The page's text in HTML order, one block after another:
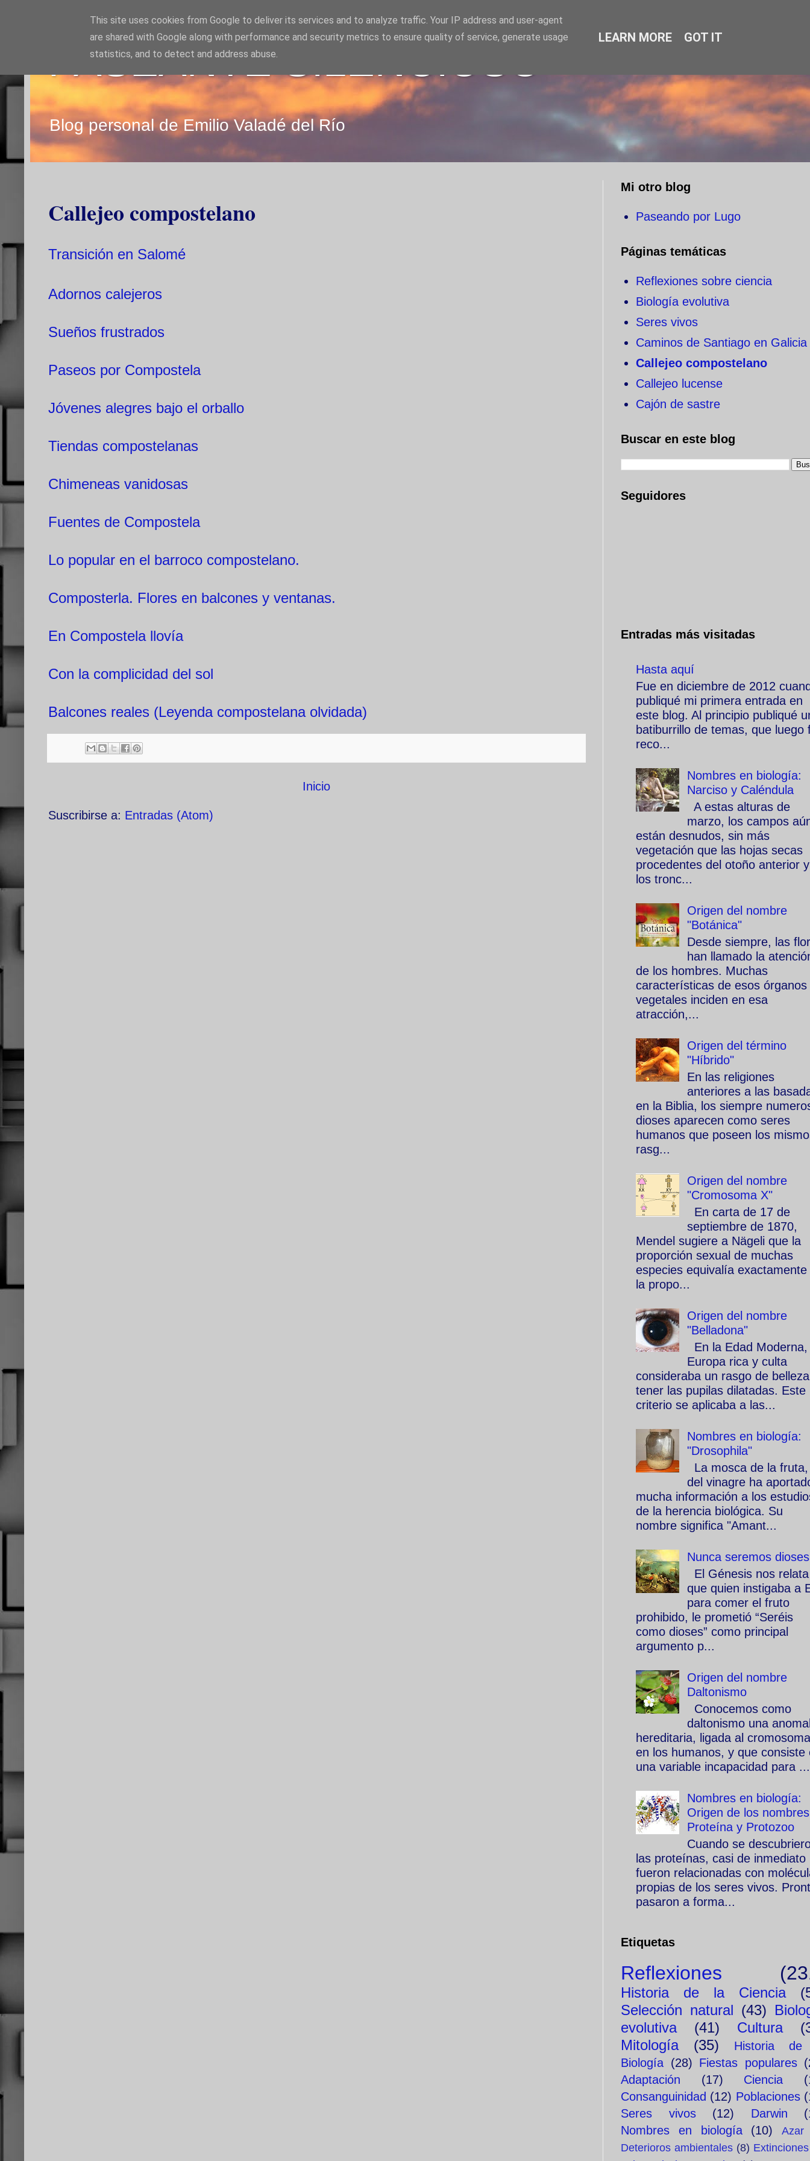
PASEANTE SILENCIOSO
Blog personal de Emilio Valadé del Río
Callejeo compostelano
Transición en Salomé
Adornos calejeros
Sueños frustrados
Paseos por Compostela
Jóvenes alegres bajo el orballo
Tiendas compostelanas
Chimeneas vanidosas
Fuentes de Compostela
Lo popular en el barroco compostelano.
Composterla. Flores en balcones y ventanas.
En Compostela llovía
Con la complicidad del sol
Balcones reales (Leyenda compostelana olvidada)
Inicio
Suscribirse a: Entradas (Atom)
Mi otro blog
Paseando por Lugo
Páginas temáticas
Reflexiones sobre ciencia
Biología evolutiva
Seres vivos
Caminos de Santiago en Galicia
Callejeo compostelano
Callejeo lucense
Cajón de sastre
Buscar en este blog
Seguidores
Entradas más visitadas
Hasta aquí
Fue en diciembre de 2012
publiqué mi primera entrada en
este blog. Al principio publiqué
batiburrillo de temas, que luego
reco...
Nombres en biología:
Narciso y Caléndula
A estas alturas de
marzo, los campos
están desnudos, sin más
vegetación que las hojas secas
procedentes del otoño anterior y
los tronc...
Origen del nombre
"Botánica"
Desde siempre, las
han llamado la
de los hombres. Muchas
características de esos órganos
vegetales inciden en esa
atracción,...
Origen del término
"Híbrido"
En las religiones
anteriores a las
en la Biblia, los siempre
dioses aparecen como seres
humanos que poseen los
rasg...
Origen del nombre
"Cromosoma X"
En carta de 17 de
septiembre de 1870,
Mendel sugiere a Nägeli que la
proporción sexual de muchas
especies equivalía exactamente
la propo...
Origen del nombre
"Belladona"
En la Edad Moderna,
Europa rica y culta
consideraba un rasgo de
tener las pupilas dilatadas. Este
criterio se aplicaba a las...
Nombres en biología:
"Drosophila"
La mosca de la
del vinagre ha
mucha información a los
de la herencia biológica. Su
nombre significa "Amant...
Nunca seremos dioses
El Génesis nos relata
que quien instigaba a
para comer el fruto
prohibido, le prometió “Seréis
como dioses” como principal
argumento p...
Origen del nombre
Daltonismo
Conocemos como
daltonismo una
hereditaria, ligada al
en los humanos, y que consiste
una variable incapacidad para ...
Nombres en biología:
Origen de los nombres
Proteína y Protozoo
Cuando se
las proteínas, casi de inmediato
fueron relacionadas con
propias de los seres vivos.
pasaron a forma...
Etiquetas
Reflexiones
Historia de la Ciencia
Selección natural (43)
evolutiva
(41) Cultura
Mitología
(35)
Historia
Biología (28) Fiestas populares
Adaptación
(17) Ciencia
Consanguinidad (12) Poblaciones
Seres vivos
(12) Darwin
Nombres en biología
(10)
Azar
Deterioros ambientales (8) Extinciones
This site uses cookies from Google to deliver its services and to analyze traffic. Your IP address and user-agent
are shared with Google along with performance and security metrics to ensure quality of service, generate usage
statistics, and to detect and address abuse.
LEARN MORE GOT IT